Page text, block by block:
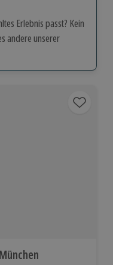
Erlebnis passt? Kein
andere unserer